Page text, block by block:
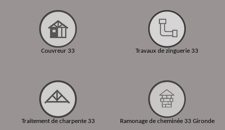
Couvreur 33
Traitement de charpente 33
Travaux de zinguerie 33
Ramonage de cheminée 33 Gironde